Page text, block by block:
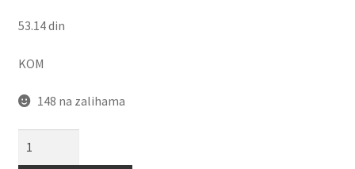
53.14din
KOM
148 na zalihama